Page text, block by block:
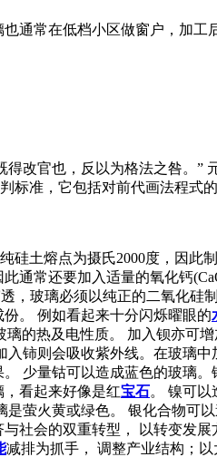
通常在低档小区做窗户，加工
得改官也，反以为格法之咎。
标准，它包括对前代画法程式
土熔点为摄氏2000度，因此
通常还要加入适量的氧化钙
，玻璃必须以纯正的二氧化
。 例如看起来十分闪烁曜眼的
的热及电性质。 加入钡亦
入铈则会吸收紫外线。在玻璃
少量钴可以造成蓝色的玻璃
看起来好像是红宝石。 镍可以
萤火黄或绿色。 银化合物
社会的双重转型， 以转变发
减排为抓手， 调整产业结构；